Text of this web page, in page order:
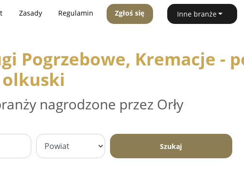
Zasady Regulamin Zgłoś się Inne branże
Pogrzebowe, Kremacje -
olkuski
nagrodzone przez Orły
Szukaj